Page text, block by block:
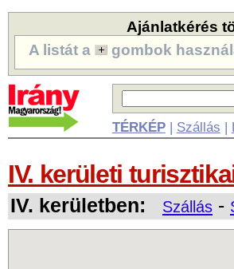
Ajánlatkérés
A listát a
gombok
TÉRKÉP| Szállás |
IV. kerületi
IV. kerületben: Szállás -